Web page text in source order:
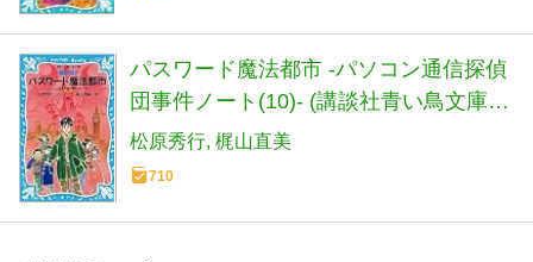
パスワード魔法都市 -パソコン通信探偵
団事件ノート(10)- (講談社青い鳥文庫
186-11 パソコン通信探偵団事件ノート
10)
松原秀行 梶山直美
710